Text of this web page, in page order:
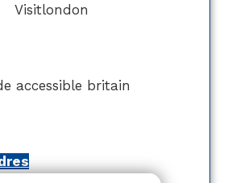
Visitlondon
accessible britain